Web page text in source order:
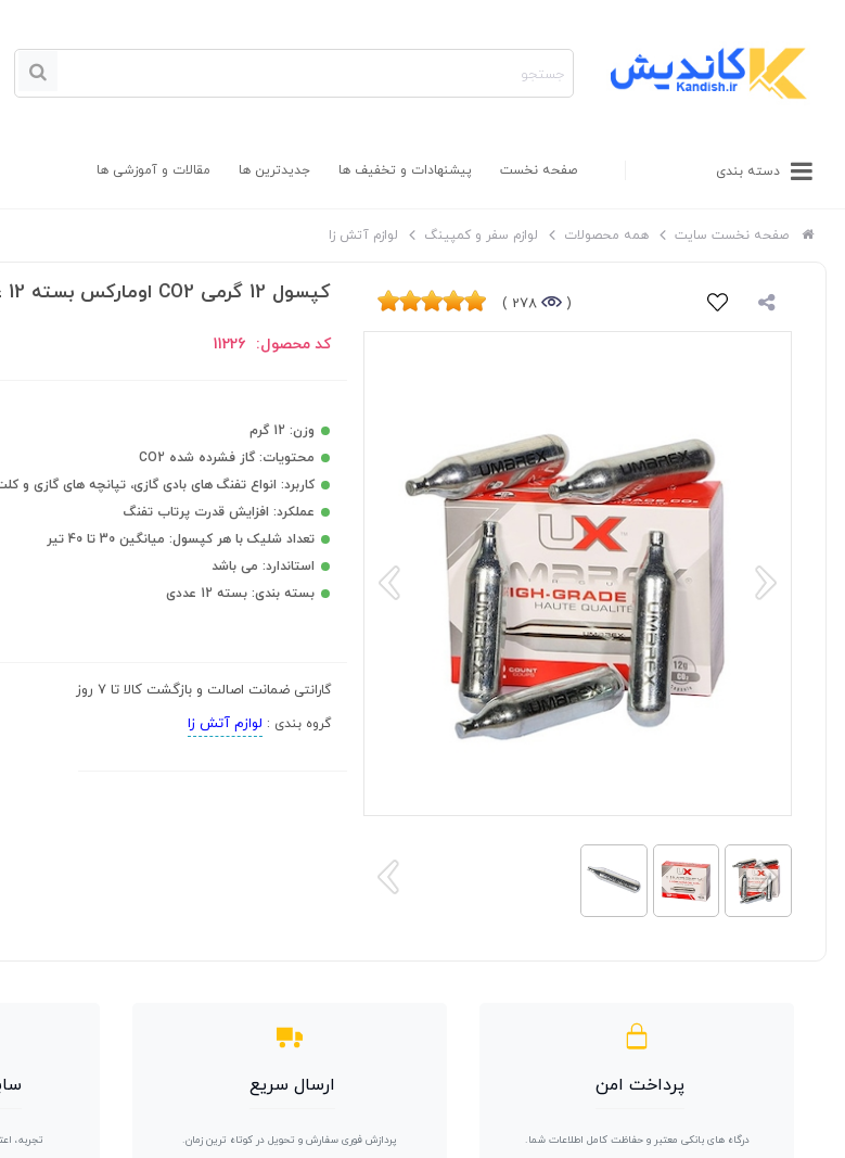
دسته بندی صفحه نخست پیشنهادات و تخفیف ها جدیدترین ها مقالات و آموزشی ها
صفحه نخست سایت همه محصولات لوازم سفر و کمپینگ لوازم آتش زا
(
278 ) کپسول 12 گرمی CO2 اومارکس بسته 12 عددی
کد محصول: 11226
وزن: 12 گرم
محتویات: گاز فشرده شده CO2
کاربرد: انواع تفنگ های بادی گازی، تپانچه های گازی و
عملکرد: افزایش قدرت پرتاب تفنگ
تعداد شلیک با هر کپسول: میانگین 30 تا 40 تیر
استاندارد: می باشد
بسته بندی: بسته 12 عددی
گارانتی ضمانت اصالت و بازگشت کالا تا 7 روز
گروه بندی : لوازم آتش زا
پرداخت امن
درگاه های بانکی معتبر و حفاظت کامل اطلاعات شما.
ارسال سریع
پردازش فوری سفارش و تحویل در کوتاه ترین زمان.
سابقه ۱۶
تجربه،